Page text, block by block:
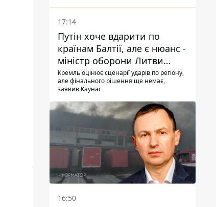
17:14
Путін хоче вдарити по
країнам Балтії, але є нюанс -
міністр оборони Литви
зробив заяву
Кремль оцінює сценарії ударів по регіону,
але фінального рішення ще немає,
заявив Каунас
16:50